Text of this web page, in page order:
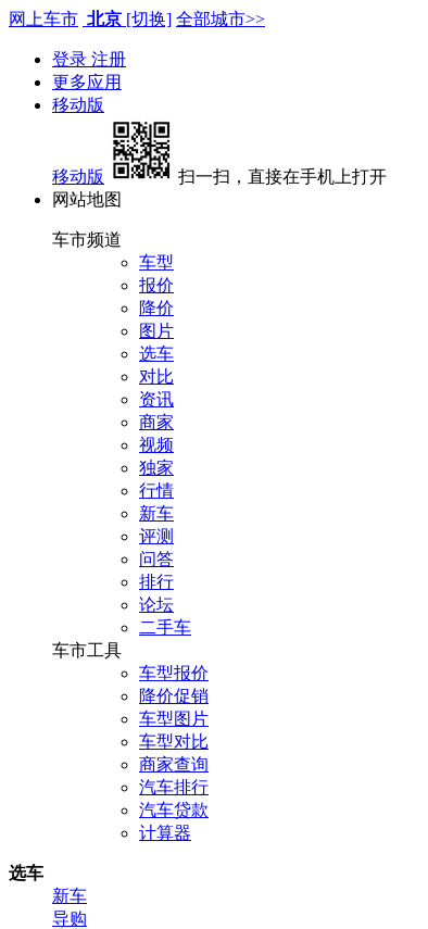
网上车市 北京 [切换] 全部城市>>
登录 注册
更多应用
移动版
移动版
扫一扫，直接在手机上打开
网站地图
车市频道
车型
报价
降价
图片
选车
对比
资讯
商家
视频
独家
行情
新车
评测
问答
排行
论坛
二手车
车市工具
车型报价
降价促销
车型图片
车型对比
商家查询
汽车排行
汽车贷款
计算器
选车
新车
导购